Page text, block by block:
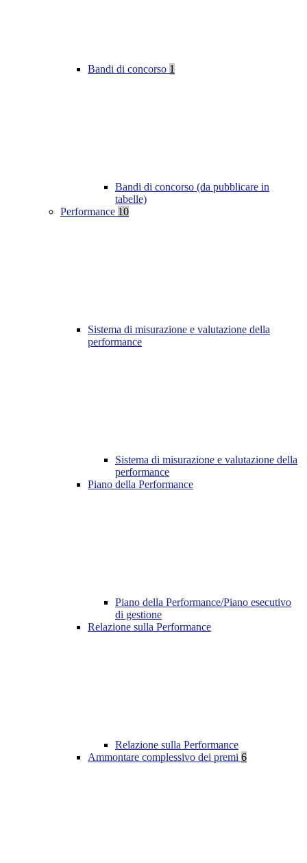
Bandi di concorso 1
Bandi di concorso (da pubblicare in
tabelle)
Performance 10
Sistema di misurazione e valutazione della
performance
Sistema di misurazione e valutazione della
performance
Piano della Performance
Piano della Performance/Piano esecutivo
di gestione
Relazione sulla Performance
Relazione sulla Performance
Ammontare complessivo dei premi 6